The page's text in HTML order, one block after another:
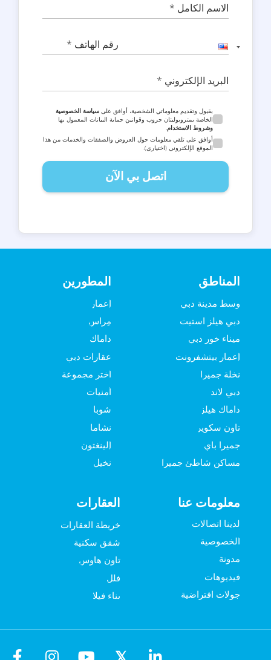
الاسم الكامل *
رقم الهاتف *
البريد الإلكتروني *
بقبول وتقديم معلوماتي الشخصية، أوافق على سياسة الخصوصية
الخاصة بمتروبوليتان جروب وقوانين حماية البيانات المعمول بها
وشروط الاستخدام
أوافق على تلقي معلومات حول العروض والصفقات والخدمات من هذا
الموقع الإلكتروني (اختياري).
اتصل بي الآن
المطورين
إعمار
مِراس
داماك
عقارات دبي
اختر مجموعة
أمنيات
شوبا
نشاما
إلينغتون
نخيل
المناطق
وسط مدينة دبي
دبي هيلز استيت
ميناء خور دبي
إعمار بيتشفرونت
نخلة جميرا
دبي لاند
داماك هيلز
تاون سكوير
جميرا باي
مساكن شاطئ جميرا
العقارات
خريطة العقارات
شقق سكنية
تاون هاوس
فلل
بناء فيلا
معلومات عنا
لدينا اتصالات
الخصوصية
مدونة
فيديوهات
جولات افتراضية